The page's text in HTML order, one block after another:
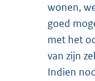
wonen,
goed
met het
van zijn
Indien